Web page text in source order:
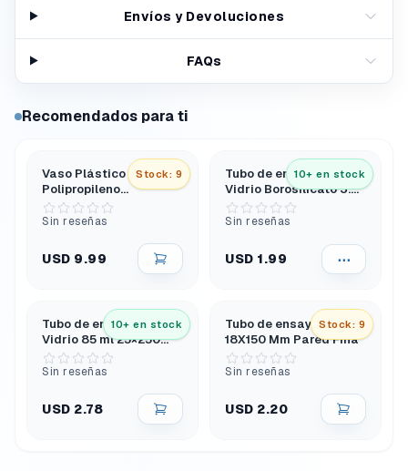
Envíos y Devoluciones
FAQs
Recomendados para ti
Stock: 9
Vaso Plástico 250 ml
Polipropileno
Graduado
Sin reseñas
USD 9.99
10+ en stock
Tubo de ensayo 15 ml
Vidrio Borosilicato 3.3 |
Unidad / Pack X48 /
X100
Sin reseñas
USD 1.99 ⋯
10+ en stock
Tubo de ensayo de
Vidrio 85 ml 25×250
Mm con Borde
Sin reseñas
USD 2.78
Stock: 9
Tubo de ensayo 25 ml
18X150 Mm Pared Fina
Sin reseñas
USD 2.20